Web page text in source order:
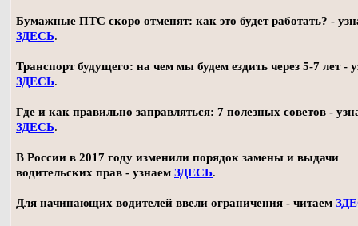
Бумажные ПТС скоро отменят: как это будет работать? -
ЗДЕСЬ.
Транспорт будущего: на чем мы будем ездить через 5-7 лет -
ЗДЕСЬ.
Где и как правильно заправляться: 7 полезных советов -
ЗДЕСЬ.
В России в 2017 году изменили порядок замены и выдачи
водительских прав - узнаем ЗДЕСЬ.
Для начинающих водителей ввели ограничения - читаем